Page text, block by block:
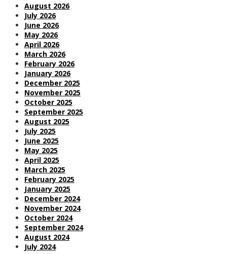
August 2026
July 2026
June 2026
May 2026
April 2026
March 2026
February 2026
January 2026
December 2025
November 2025
October 2025
September 2025
August 2025
July 2025
June 2025
May 2025
April 2025
March 2025
February 2025
January 2025
December 2024
November 2024
October 2024
September 2024
August 2024
July 2024